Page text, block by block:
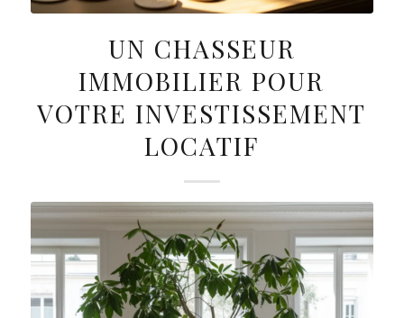
UN CHASSEUR
IMMOBILIER POUR
VOTRE INVESTISSEMENT
LOCATIF